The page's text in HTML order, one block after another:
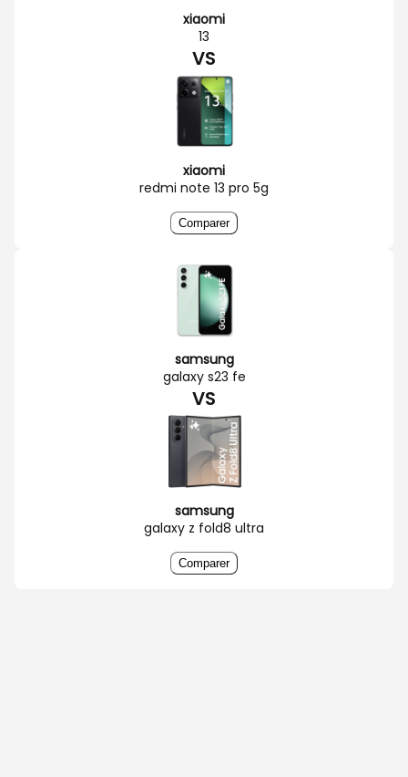
xiaomi
13
VS
xiaomi
redmi note 13 pro 5g
Comparer
samsung
galaxy s23 fe
VS
samsung
galaxy z fold8 ultra
Comparer